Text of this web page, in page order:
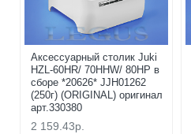
Аксессуарный столик Juki
HZL-60HR/ 70HHW/ 80HP в
сборе *20626* JJH01262
(250г) (ORIGINAL) оригинал
арт.330380
2 159.43р.